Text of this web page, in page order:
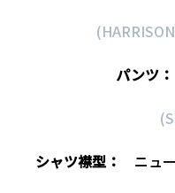
パンツ：
シャツ襟型： ニュ